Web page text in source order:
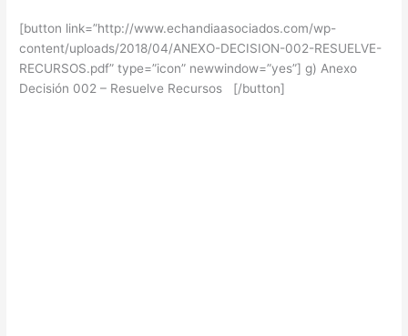
[button link=”http://www.echandiaasociados.com/wp-
content/uploads/2018/04/ANEXO-DECISION-002-RESUELVE-
RECURSOS.pdf” type=”icon” newwindow=”yes”] g) Anexo
Decisión 002 – Resuelve Recursos [/button]